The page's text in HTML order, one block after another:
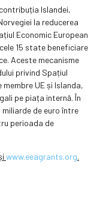
Islandei,
la reducerea
Economic European
15 state beneficiare
Aceste mecanisme
privind Spațiul
UE și Islanda,
pe piața internă. În
de euro între
perioada de
www.eeagrants.org.